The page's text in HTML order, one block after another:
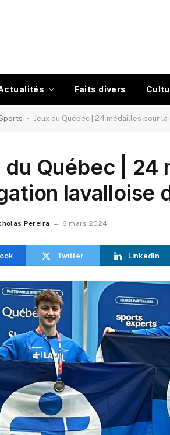
Faits divers
- Jeux du Québec | 24 médailles pour
Québec | 24
lavalloise
Pereira 6 mars 2024
Twitter LinkedIn